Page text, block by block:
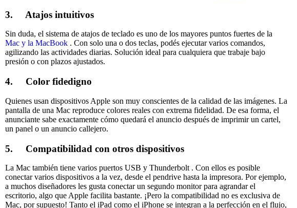
3. Atajos intuitivos
Sin duda, el sistema de atajos de teclado es uno de los mayores puntos fuertes de la
Mac y la MacBook . Con solo una o dos teclas, podés ejecutar varios comandos,
agilizando las actividades diarias. Solución ideal para cualquiera que trabaje bajo
presión o con plazos ajustados.
4. Color fidedigno
Quienes usan dispositivos Apple son muy conscientes de la calidad de las imágenes. La
pantalla de una Mac reproduce colores reales con extrema fidelidad. De esa forma, el
anunciante sabe exactamente cómo quedará el anuncio después de imprimir un cartel,
un panel o un anuncio callejero.
5. Compatibilidad con otros dispositivos
La Mac también tiene varios puertos USB y Thunderbolt . Con ellos es posible
conectar varios dispositivos a la vez, desde el pendrive hasta la impresora. Por ejemplo,
a muchos diseñadores les gusta conectar un segundo monitor para agrandar el
escritorio, algo que Apple facilita bastante. ¡Pero la compatibilidad no es exclusiva de
Mac, por supuesto! Tanto el iPad como el iPhone se integran a la perfección en el flujo,